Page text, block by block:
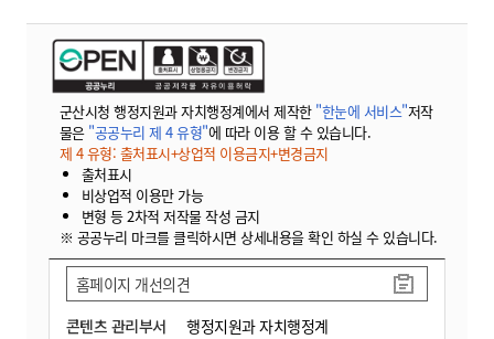
군산시청 행정지원과 자치행정계에서 제작한 "한눈에 서비스"저작
물은 "공공누리 제 4 유형"에 따라 이용 할 수 있습니다.
제 4 유형: 출처표시+상업적 이용금지+변경금지
출처표시
비상업적 이용만 가능
변형 등 2차적 저작물 작성 금지
※ 공공누리 마크를 클릭하시면 상세내용을 확인 하실 수 있습니다.
콘텐츠 관리부서
행정지원과 자치행정계
홈페이지 개선의견